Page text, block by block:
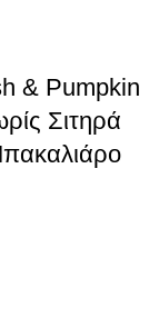
& Pumpkin
Σιτηρά